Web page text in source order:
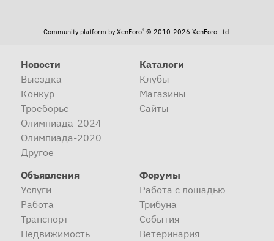
Community platform by XenForo® © 2010-2026 XenForo Ltd.
Новости
Выездка
Конкур
Троеборье
Олимпиада-2024
Олимпиада-2020
Другое
Каталоги
Клубы
Магазины
Сайты
Объявления
Услуги
Работа
Транспорт
Недвижимость
Форумы
Работа с лошадью
Трибуна
События
Ветеринария